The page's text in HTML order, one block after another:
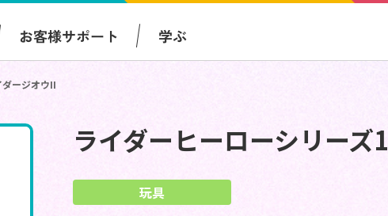
お客様サポート 学ぶ
ージオウII
ライダーヒーローシリー
玩具